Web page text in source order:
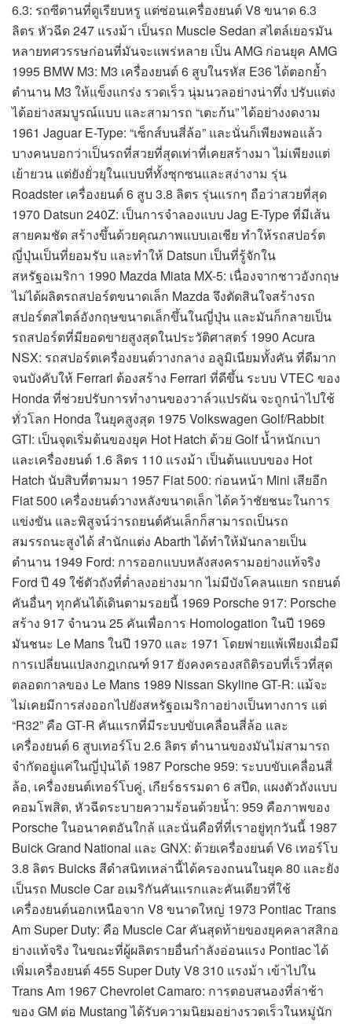
6.3: รถซีดานที่ดูเรียบหรู แต่ซ่อนเครื่องยนต์ V8 ขนาด 6.3
ลิตร หัวฉีด 247 แรงม้า เป็นรถ Muscle Sedan สไตล์เยอรมัน
หลายทศวรรษก่อนที่มันจะแพร่หลาย เป็น AMG ก่อนยุค AMG
1995 BMW M3: M3 เครื่องยนต์ 6 สูบในรหัส E36 ได้ตอกย้ำ
ตำนาน M3 ให้แข็งแกร่ง รวดเร็ว นุ่มนวลอย่างน่าทึ่ง ปรับแต่ง
ได้อย่างสมบูรณ์แบบ และสามารถ “เตะก้น” ได้อย่างงดงาม
1961 Jaguar E-Type: “เซ็กส์บนสี่ล้อ” และนั่นก็เพียงพอแล้ว
บางคนบอกว่าเป็นรถที่สวยที่สุดเท่าที่เคยสร้างมา ไม่เพียงแต่
เย้ายวน แต่ยังยั่วยุในแบบที่ทั้งซุกซนและสง่างาม รุ่น
Roadster เครื่องยนต์ 6 สูบ 3.8 ลิตร รุ่นแรกๆ ถือว่าสวยที่สุด
1970 Datsun 240Z: เป็นการจำลองแบบ Jag E-Type ที่มีเส้น
สายคมชัด สร้างขึ้นด้วยคุณภาพแบบเอเชีย ทำให้รถสปอร์ต
ญี่ปุ่นเป็นที่ยอมรับ และทำให้ Datsun เป็นที่รู้จักใน
สหรัฐอเมริกา 1990 Mazda Miata MX-5: เนื่องจากชาวอังกฤษ
ไม่ได้ผลิตรถสปอร์ตขนาดเล็ก Mazda จึงตัดสินใจสร้างรถ
สปอร์ตสไตล์อังกฤษขนาดเล็กขึ้นในญี่ปุ่น และมันก็กลายเป็น
รถสปอร์ตที่มียอดขายสูงสุดในประวัติศาสตร์ 1990 Acura
NSX: รถสปอร์ตเครื่องยนต์วางกลาง อลูมิเนียมทั้งคัน ที่ดีมาก
จนบังคับให้ Ferrari ต้องสร้าง Ferrari ที่ดีขึ้น ระบบ VTEC ของ
Honda ที่ช่วยปรับการทำงานของวาล์วแปรผัน จะถูกนำไปใช้
ทั่วโลก Honda ในยุคสูงสุด 1975 Volkswagen Golf/Rabbit
GTI: เป็นจุดเริ่มต้นของยุค Hot Hatch ด้วย Golf น้ำหนักเบา
และเครื่องยนต์ 1.6 ลิตร 110 แรงม้า เป็นต้นแบบของ Hot
Hatch นับสิบที่ตามมา 1957 Fiat 500: ก่อนหน้า Mini เสียอีก
Fiat 500 เครื่องยนต์วางหลังขนาดเล็ก ได้คว้าชัยชนะในการ
แข่งขัน และพิสูจน์ว่ารถยนต์คันเล็กก็สามารถเป็นรถ
สมรรถนะสูงได้ สำนักแต่ง Abarth ได้ทำให้มันกลายเป็น
ตำนาน 1949 Ford: การออกแบบหลังสงครามอย่างแท้จริง
Ford ปี 49 ใช้ตัวถังที่ต่ำลงอย่างมาก ไม่มีบังโคลนแยก รถยนต์
คันอื่นๆ ทุกคันได้เดินตามรอยนี้ 1969 Porsche 917: Porsche
สร้าง 917 จำนวน 25 คันเพื่อการ Homologation ในปี 1969
มันชนะ Le Mans ในปี 1970 และ 1971 โดยพ่ายแพ้เพียงเมื่อมี
การเปลี่ยนแปลงกฎเกณฑ์ 917 ยังคงครองสถิติรอบที่เร็วที่สุด
ตลอดกาลของ Le Mans 1989 Nissan Skyline GT-R: แม้จะ
ไม่เคยมีการส่งออกไปยังสหรัฐอเมริกาอย่างเป็นทางการ แต่
“R32” คือ GT-R คันแรกที่มีระบบขับเคลื่อนสี่ล้อ และ
เครื่องยนต์ 6 สูบเทอร์โบ 2.6 ลิตร ตำนานของมันไม่สามารถ
จำกัดอยู่แค่ในญี่ปุ่นได้ 1987 Porsche 959: ระบบขับเคลื่อนสี่
ล้อ, เครื่องยนต์เทอร์โบคู่, เกียร์ธรรมดา 6 สปีด, แผงตัวถังแบบ
คอมโพสิต, หัวฉีดระบายความร้อนด้วยน้ำ: 959 คือภาพของ
Porsche ในอนาคตอันใกล้ และนั่นคือที่ที่เราอยู่ทุกวันนี้ 1987
Buick Grand National และ GNX: ด้วยเครื่องยนต์ V6 เทอร์โบ
3.8 ลิตร Buicks สีดำสนิทเหล่านี้ได้ครองถนนในยุค 80 และยัง
เป็นรถ Muscle Car อเมริกันคันแรกและคันเดียวที่ใช้
เครื่องยนต์นอกเหนือจาก V8 ขนาดใหญ่ 1973 Pontiac Trans
Am Super Duty: คือ Muscle Car คันสุดท้ายของยุคคลาสสิกอ
ย่างแท้จริง ในขณะที่ผู้ผลิตรายอื่นกำลังอ่อนแรง Pontiac ได้
เพิ่มเครื่องยนต์ 455 Super Duty V8 310 แรงม้า เข้าไปใน
Trans Am 1967 Chevrolet Camaro: การตอบสนองที่ล่าช้า
ของ GM ต่อ Mustang ได้รับความนิยมอย่างรวดเร็วในหมู่นัก